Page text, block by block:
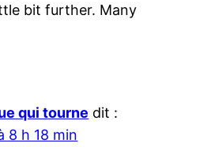
bit further. Many
qui tourne dit :
8 h 18 min